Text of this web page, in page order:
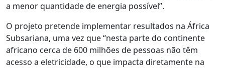
a menor quantidade de energia possível”.
O projeto pretende implementar resultados na África
Subsariana, uma vez que “nesta parte do continente
africano cerca de 600 milhões de pessoas não têm
acesso a eletricidade, o que impacta diretamente na